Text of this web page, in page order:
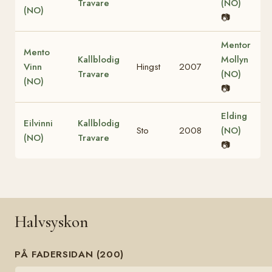
(NO)
Travare
(NO)
📷
Mento
Vinn
(NO)
Kallblodig
Travare
Hingst 2007
Mentor
Mollyn
(NO)
📷
Eilvinni
(NO)
Kallblodig
Travare
Sto 2008
Elding
(NO)
📷
Halvsyskon
PÅ FADERSIDAN (200)